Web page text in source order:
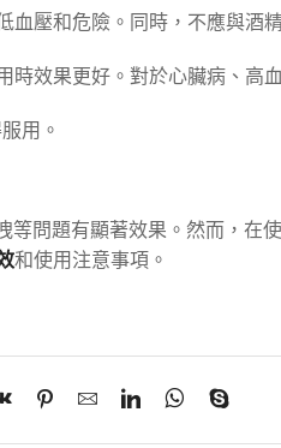
壓和危險。同時，不應與酒
效果更好。對於心臟病、高
用。
問題有顯著效果。然而，在
和使用注意事項。